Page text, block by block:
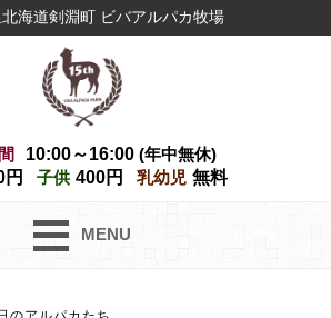
海道剣淵町 ビバアルパカ牧場
10:00～16:00 (年中無休)
円 子供 400円 乳幼児 無料
MENU